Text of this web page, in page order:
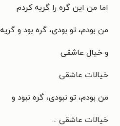
اما من این گره را گریه کردم
من بودم، تو بودی، گره بود و گریه
و خیال عاشقی
خیالات عاشقی
من بودم، تو نبودی، گره نبود و
خیالات عاشقی ...